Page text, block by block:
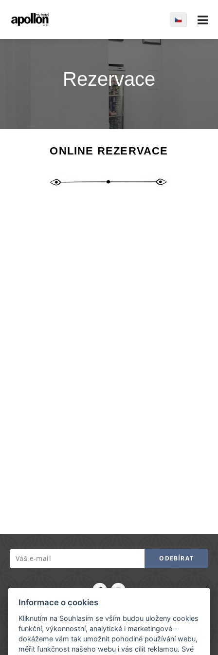
Rezervace
ONLINE REZERVACE
ODEBÍRAT
My Hotel Apollon
+420 222 592 414
+420 773 371 084
reception@hotelapollon.cz
Informace o cookies
Kliknutím na Souhlasím se vším budou uloženy cookies
funkční, výkonnostní, analytické i marketingové -
dokážeme vám tak umožnit pohodlné používání webu,
měřit funkčnost našeho webu i vás cílit reklamou. Své